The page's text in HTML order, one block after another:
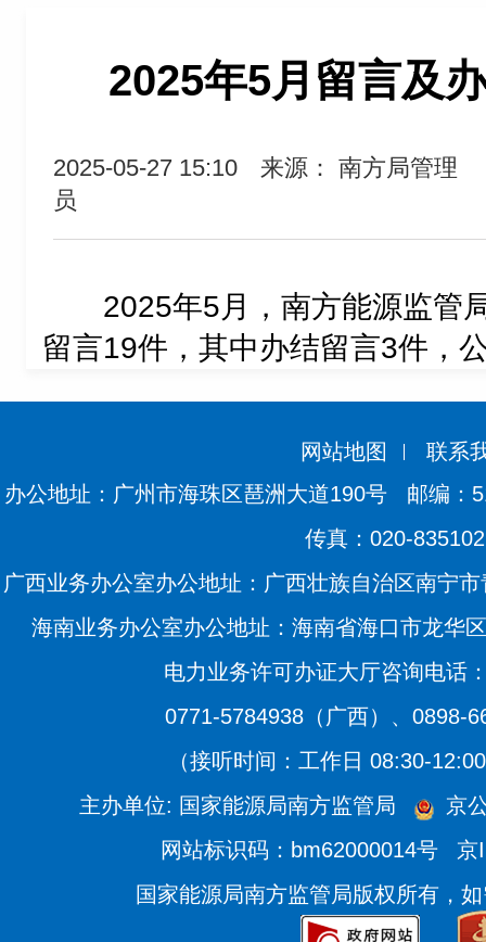
2025年5月留言及
2025-05-27 15:10
来源： 南方局管理
员
2025年5月，南方能源监管
留言19件，其中办结留言3件，
网站地图
联系
办公地址：广州市海珠区琶洲大道190号
邮编：
传真：020-
广西业务办公室办公地址：广西壮族自治区南宁
海南业务办公室办公地址：海南省海口市龙华
电力业务许可办证大厅咨询电话
0771-5784938（广西）、0898-
（接听时间：工作日 08:30-
主办单位: 国家能源局南方监管局
京
网站标识码：bm62000014号
京
国家能源局南方监管局版权所有，